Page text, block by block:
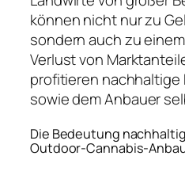
können nicht nur zu
sondern auch zu
Verlust von
profitieren nachhaltige
sowie dem Anbauer
Die Bedeutung
Outdoor-Cannabis-